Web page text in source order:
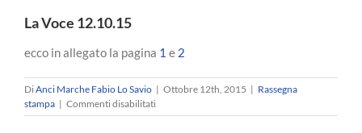
La Voce 12.10.15
ecco in allegato la pagina 1 e 2
DiAnci Marche Fabio Lo Savio | Ottobre 12th, 2015 | Rassegna
stampa | Commenti disabilitatisu
La